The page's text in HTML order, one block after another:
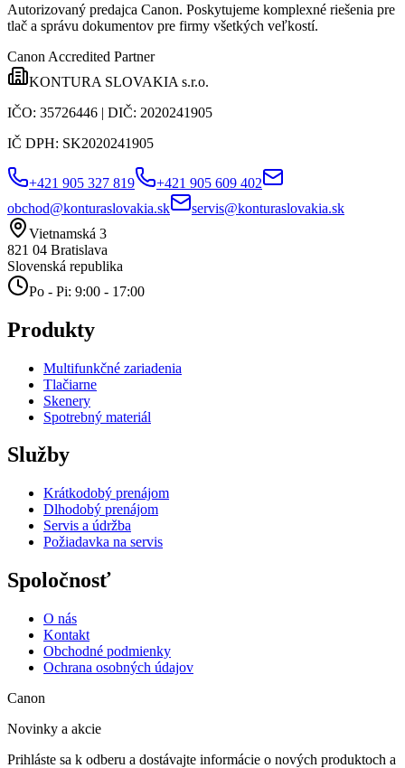
Autorizovaný predajca Canon. Poskytujeme komplexné riešenia pre
tlač a správu dokumentov pre firmy všetkých veľkostí.
Canon Accredited Partner
KONTURA SLOVAKIA s.r.o.
IČO: 35726446 | DIČ: 2020241905
IČ DPH: SK2020241905
+421 905 327 819
+421 905 609 402
obchod@konturaslovakia.sk
servis@konturaslovakia.sk
Vietnamská 3
821 04 Bratislava
Slovenská republika
Po - Pi: 9:00 - 17:00
Produkty
Multifunkčné zariadenia
Tlačiarne
Skenery
Spotrebný materiál
Služby
Krátkodobý prenájom
Dlhodobý prenájom
Servis a údržba
Požiadavka na servis
Spoločnosť
O nás
Kontakt
Obchodné podmienky
Ochrana osobných údajov
Canon
Novinky a akcie
Prihláste sa k odberu a dostávajte informácie o nových produktoch a